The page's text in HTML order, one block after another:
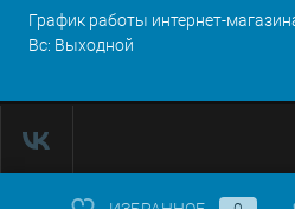
График работы интернет-
Вс: Выходной